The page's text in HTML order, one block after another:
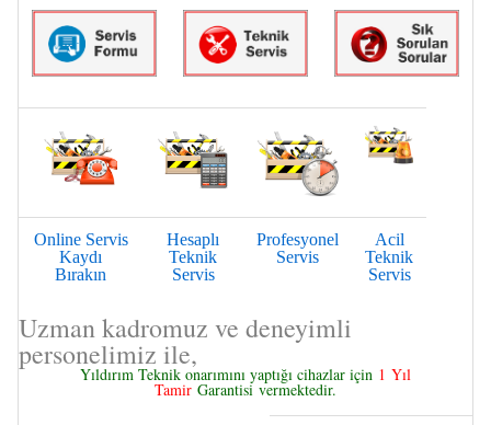
Online Servis
Kaydı
Bırakın
Hesaplı
Teknik
Servis
Profesyonel
Servis
Acil
Teknik
Servis
Uzman kadromuz ve deneyimli
personelimiz ile,
Yıldırım Teknik onarımını yaptığı cihazlar için 1 Yıl
Tamir Garantisivermektedir.